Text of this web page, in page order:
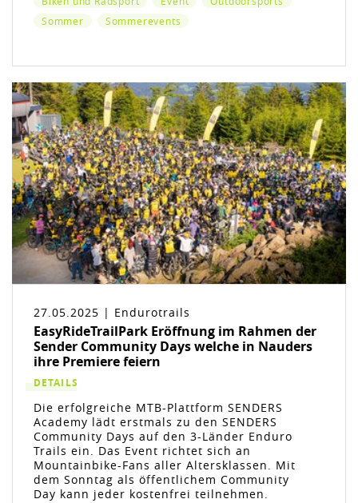
Sommer
Sommerevents
27.05.2025 | Endurotrails
EasyRideTrailPark Eröffnung im Rahmen der
Sender Community Days welche in Nauders
ihre Premiere feiern
DETAILS
Die erfolgreiche MTB-Plattform SENDERS
Academy lädt erstmals zu den SENDERS
Community Days auf den 3-Länder Enduro
Trails ein. Das Event richtet sich an
Mountainbike-Fans aller Altersklassen. Mit
dem Sonntag als öffentlichem Community
Day kann jeder kostenfrei teilnehmen.